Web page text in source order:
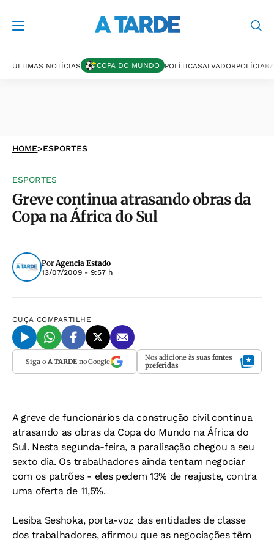
ÚLTIMAS NOTÍCIAS COPA DO MUNDO POLÍTICASALVADORPOLÍCIA
HOME>ESPORTES
ESPORTES
Greve continua atrasando obras da
Copa na África do Sul
PorAgencia Estado
13/07/2009 - 9:57 h
OUÇA COMPARTILHE
Siga o A TARDEno Google Nos adicione às suas fontes
preferidas
A greve de funcionários da construção civil continua
atrasando as obras da Copa do Mundo na África do
Sul. Nesta segunda-feira, a paralisação chegou a seu
sexto dia. Os trabalhadores ainda tentam negociar
com os patrões - eles pedem 13% de reajuste, contra
uma oferta de 11,5%.
Lesiba Seshoka, porta-voz das entidades de classe
dos trabalhadores, afirmou que as negociações têm